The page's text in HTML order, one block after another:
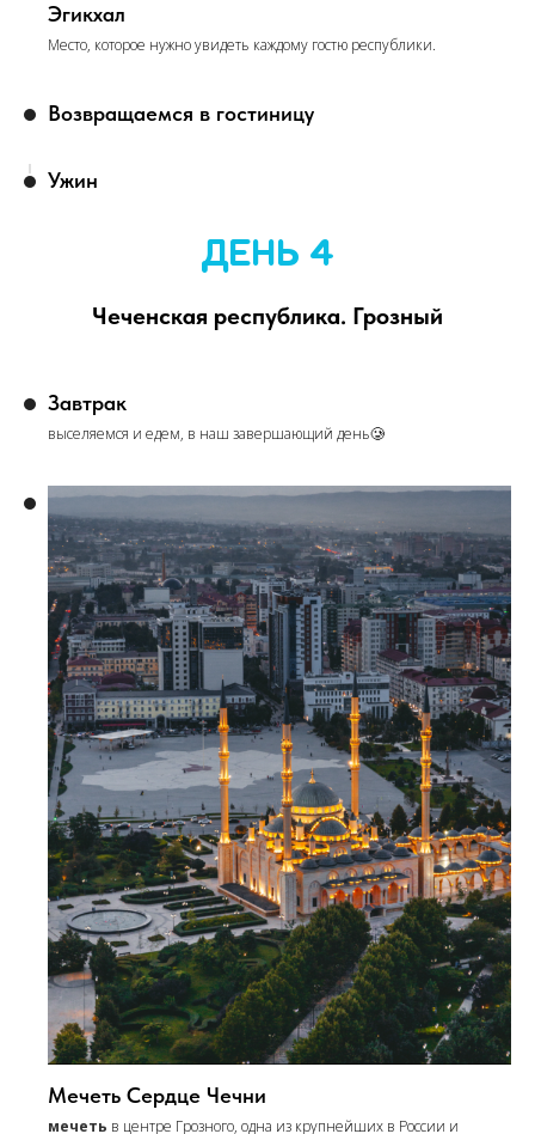
Эгикхал
Место, которое нужно увидеть каждому гостю республики.
Возвращаемся в гостиницу
Ужин
ДЕНЬ 4
Чеченская республика. Грозный
Завтрак
выселяемся и едем, в наш завершающий день🥲
Мечеть Сердце Чечни
мечеть в центре Грозного, одна из крупнейших в России и